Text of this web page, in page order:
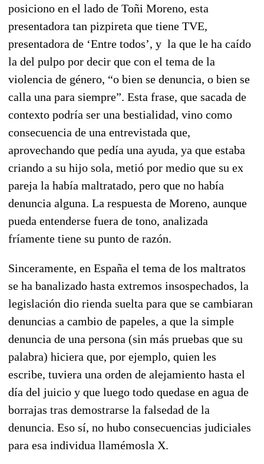
posiciono en el lado de Toñi Moreno, esta
presentadora tan pizpireta que tiene TVE,
presentadora de ‘Entre todos’, y la que le ha caído
la del pulpo por decir que con el tema de la
violencia de género, “o bien se denuncia, o bien se
calla una para siempre”. Esta frase, que sacada de
contexto podría ser una bestialidad, vino como
consecuencia de una entrevistada que,
aprovechando que pedía una ayuda, ya que estaba
criando a su hijo sola, metió por medio que su ex
pareja la había maltratado, pero que no había
denuncia alguna. La respuesta de Moreno, aunque
pueda entenderse fuera de tono, analizada
fríamente tiene su punto de razón.
Sinceramente, en España el tema de los maltratos
se ha banalizado hasta extremos insospechados, la
legislación dio rienda suelta para que se cambiaran
denuncias a cambio de papeles, a que la simple
denuncia de una persona (sin más pruebas que su
palabra) hiciera que, por ejemplo, quien les
escribe, tuviera una orden de alejamiento hasta el
día del juicio y que luego todo quedase en agua de
borrajas tras demostrarse la falsedad de la
denuncia. Eso sí, no hubo consecuencias judiciales
para esa individua llamémosla X.